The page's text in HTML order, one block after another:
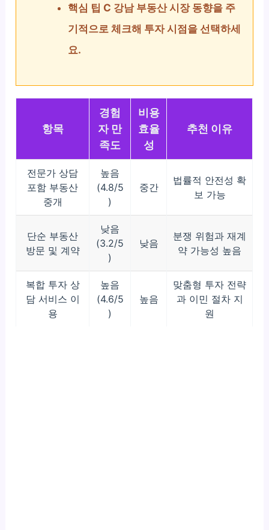
핵심 팁 C 강남 부동산 시장 동향을 주
기적으로 체크해 투자 시점을 선택하세
요.
항목
경험
자 만
족도
비용
효율
성
추천 이유
전문가 상담
포함 부동산
중개
높음
(4.8/5
)
중간
법률적 안전성 확
보 가능
단순 부동산
방문 및 계약
낮음
(3.2/5
)
낮음
분쟁 위험과 재계
약 가능성 높음
복합 투자 상
담 서비스 이
용
높음
(4.6/5
)
높음
맞춤형 투자 전략
과 이민 절차 지
원